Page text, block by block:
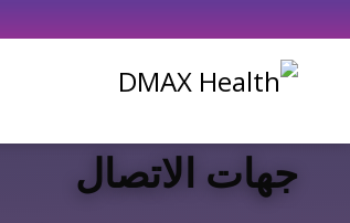
جهات الاتصال